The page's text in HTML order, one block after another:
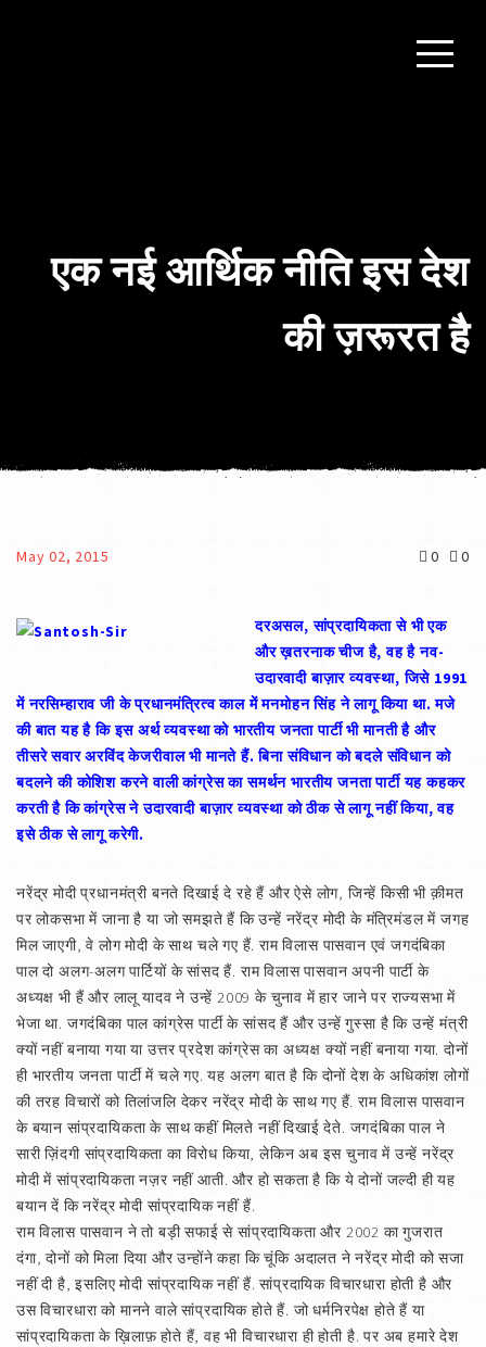
एक नई आर्थिक नीति इस देश
की ज़रूरत है
May 02, 2015 0 0
दरअसल, सांप्रदायिकता से भी एक
और ख़तरनाक चीज है, वह है नव-
उदारवादी बाज़ार व्यवस्था, जिसे 1991
में नरसिम्हाराव जी के प्रधानमंत्रित्व काल में मनमोहन सिंह ने लागू किया था. मजे
की बात यह है कि इस अर्थ व्यवस्था को भारतीय जनता पार्टी भी मानती है और
तीसरे सवार अरविंद केजरीवाल भी मानते हैं. बिना संविधान को बदले संविधान को
बदलने की कोशिश करने वाली कांग्रेस का समर्थन भारतीय जनता पार्टी यह कहकर
करती है कि कांग्रेस ने उदारवादी बाज़ार व्यवस्था को ठीक से लागू नहीं किया, वह
इसे ठीक से लागू करेगी.
नरेंद्र मोदी प्रधानमंत्री बनते दिखाई दे रहे हैं और ऐसे लोग, जिन्हें किसी भी क़ीमत
पर लोकसभा में जाना है या जो समझते हैं कि उन्हें नरेंद्र मोदी के मंत्रिमंडल में जगह
मिल जाएगी, वे लोग मोदी के साथ चले गए हैं. राम विलास पासवान एवं जगदंबिका
पाल दो अलग-अलग पार्टियों के सांसद हैं. राम विलास पासवान अपनी पार्टी के
अध्यक्ष भी हैं और लालू यादव ने उन्हें 2009 के चुनाव में हार जाने पर राज्यसभा में
भेजा था. जगदंबिका पाल कांग्रेस पार्टी के सांसद हैं और उन्हें गुस्सा है कि उन्हें मंत्री
क्यों नहीं बनाया गया या उत्तर प्रदेश कांग्रेस का अध्यक्ष क्यों नहीं बनाया गया. दोनों
ही भारतीय जनता पार्टी में चले गए. यह अलग बात है कि दोनों देश के अधिकांश लोगों
की तरह विचारों को तिलांजलि देकर नरेंद्र मोदी के साथ गए हैं. राम विलास पासवान
के बयान सांप्रदायिकता के साथ कहीं मिलते नहीं दिखाई देते. जगदंबिका पाल ने
सारी ज़िंदगी सांप्रदायिकता का विरोध किया, लेकिन अब इस चुनाव में उन्हें नरेंद्र
मोदी में सांप्रदायिकता नज़र नहीं आती. और हो सकता है कि ये दोनों जल्दी ही यह
बयान दें कि नरेंद्र मोदी सांप्रदायिक नहीं हैं.
राम विलास पासवान ने तो बड़ी सफाई से सांप्रदायिकता और 2002 का गुजरात
दंगा, दोनों को मिला दिया और उन्होंने कहा कि चूंकि अदालत ने नरेंद्र मोदी को सजा
नहीं दी है, इसलिए मोदी सांप्रदायिक नहीं हैं. सांप्रदायिक विचारधारा होती है और
उस विचारधारा को मानने वाले सांप्रदायिक होते हैं. जो धर्मनिरपेक्ष होते हैं या
सांप्रदायिकता के ख़िलाफ़ होते हैं, वह भी विचारधारा ही होती है. पर अब हमारे देश